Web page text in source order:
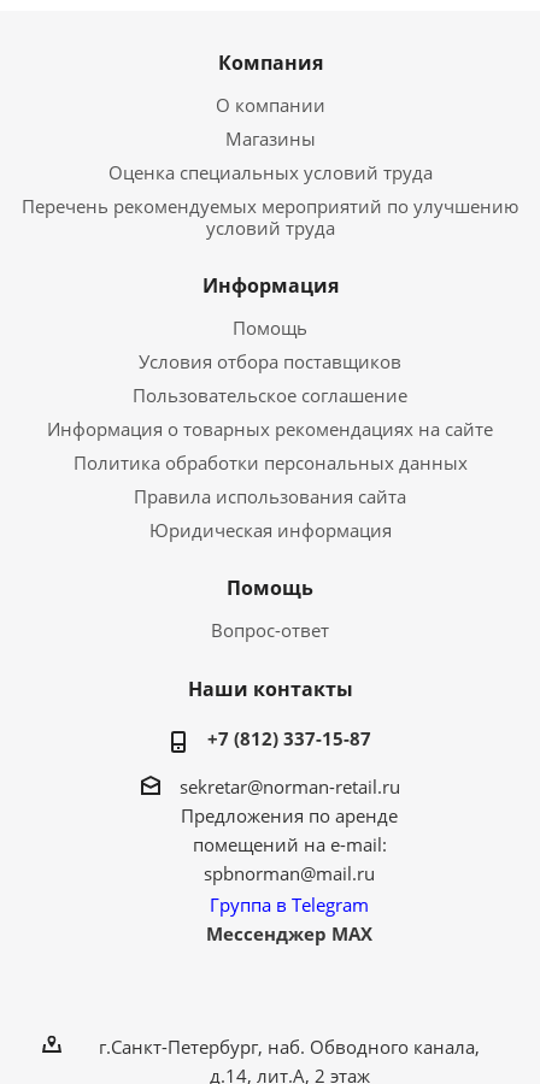
Компания
О компании
Магазины
Оценка специальных условий труда
Перечень рекомендуемых мероприятий по улучшению
условий труда
Информация
Помощь
Условия отбора поставщиков
Пользовательское соглашение
Информация о товарных рекомендациях на сайте
Политика обработки персональных данных
Правила использования сайта
Юридическая информация
Помощь
Вопрос-ответ
Наши контакты
+7 (812) 337-15-87
sekretar@norman-retail.ru
Предложения по аренде
помещений на e-mail:
spbnorman@mail.ru
Группа в Telegram
Мессенджер MAX
г.Санкт-Петербург, наб. Обводного канала,
д.14, лит.А, 2 этаж